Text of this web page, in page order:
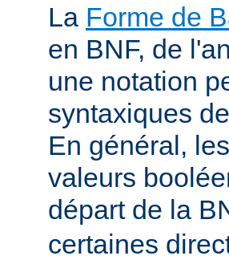
La Forme de
en BNF, de
une notation
syntaxiques
En général,
valeurs
départ de la
certaines